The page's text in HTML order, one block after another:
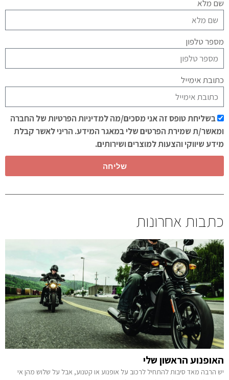
שם מלא
מספר טלפון
כתובת אימייל
בשליחת טופס זה אני מסכים/מה למדיניות הפרטיות של החברה
ומאשר/ת שמירת הפרטים שלי במאגר המידע. הריני לאשר קבלת
מידע שיווקי והצעות למוצרים ושירותים.
שליחה
כתבות אחרונות
האופנוע הראשון שלי
יש הרבה מאד סיבות להתחיל לרכוב על אופנוע או קטנוע, אבל על שלוש מהן אי